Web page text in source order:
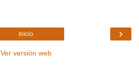
›
Inicio
Ver versión web